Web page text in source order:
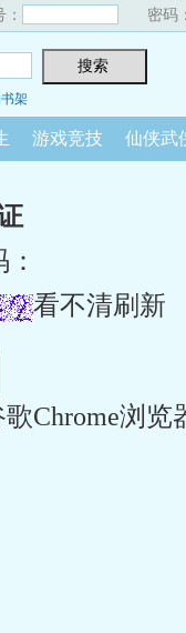
： 密码：
架
游戏竞技 仙侠武
看不清刷新
Chrome浏览